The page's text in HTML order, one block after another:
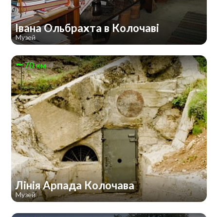
Івана Ольбрахта в Колочаві
Музей
70 км
Лінія Арпада Колочава
Музей